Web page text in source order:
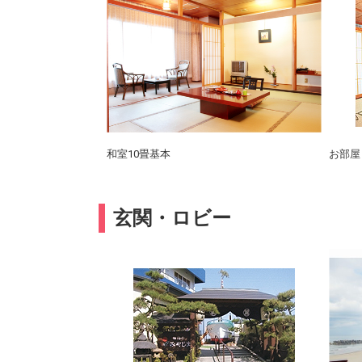
和室10畳基本 お部屋
玄関・ロビー